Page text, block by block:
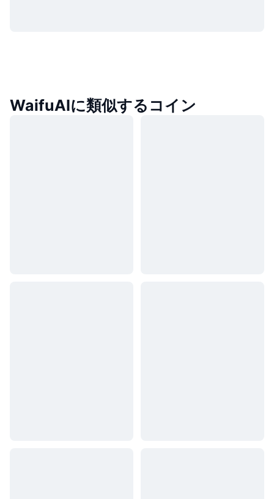
WaifuAIに類似するコイン